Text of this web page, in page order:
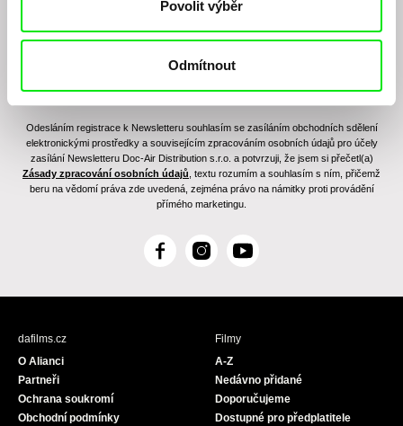
Povolit výběr
Odmítnout
Odesláním registrace k Newsletteru souhlasím se zasíláním obchodních sdělení
elektronickými prostředky a souvisejícím zpracováním osobních údajů pro účely
zasílání Newsletteru Doc-Air Distribution s.r.o. a potvrzuji, že jsem si přečetl(a)
Zásady zpracování osobních údajů , textu rozumím a souhlasím s ním, přičemž
beru na vědomí práva zde uvedená, zejména právo na námitky proti provádění
přímého marketingu.
F
c
I
s
Y
u
dafilms.cz
O Alianci
Partneři
Ochrana soukromí
Obchodní podmínky
Filmy
A-Z
Nedávno přidané
Doporučujeme
Dostupné pro předplatitele